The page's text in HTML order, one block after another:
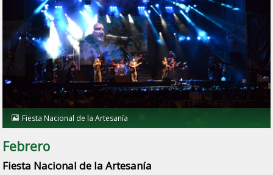
Fiesta Nacional de la Artesanía
Febrero
Fiesta Nacional de la Artesanía